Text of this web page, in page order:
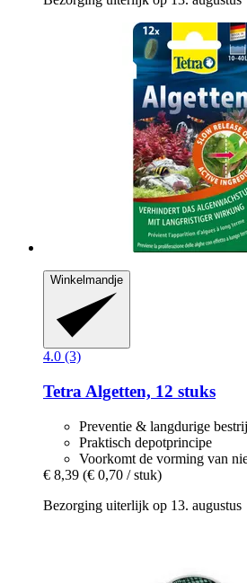
Winkelmandje
4.0 (3)
Tetra Algetten, 12 stuks
Preventie & langdurige
Praktisch depotprincipe
Voorkomt de vorming van
€ 8,39 (€ 0,70 / stuk)
Bezorging uiterlijk op 13. augustus